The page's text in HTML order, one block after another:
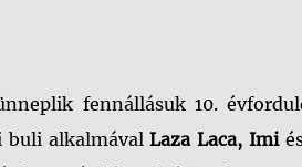
fennállásuk 10.
buli alkalmávalLaza Laca, Imi